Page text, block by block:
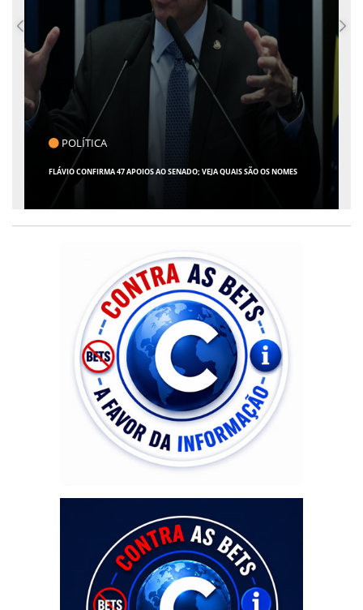
POLÍTICA
FLÁVIO CONFIRMA 47 APOIOS AO SENADO; VEJA QUAIS SÃO OS NOMES